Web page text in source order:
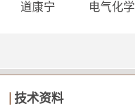
道康宁 电气化学
技术资料